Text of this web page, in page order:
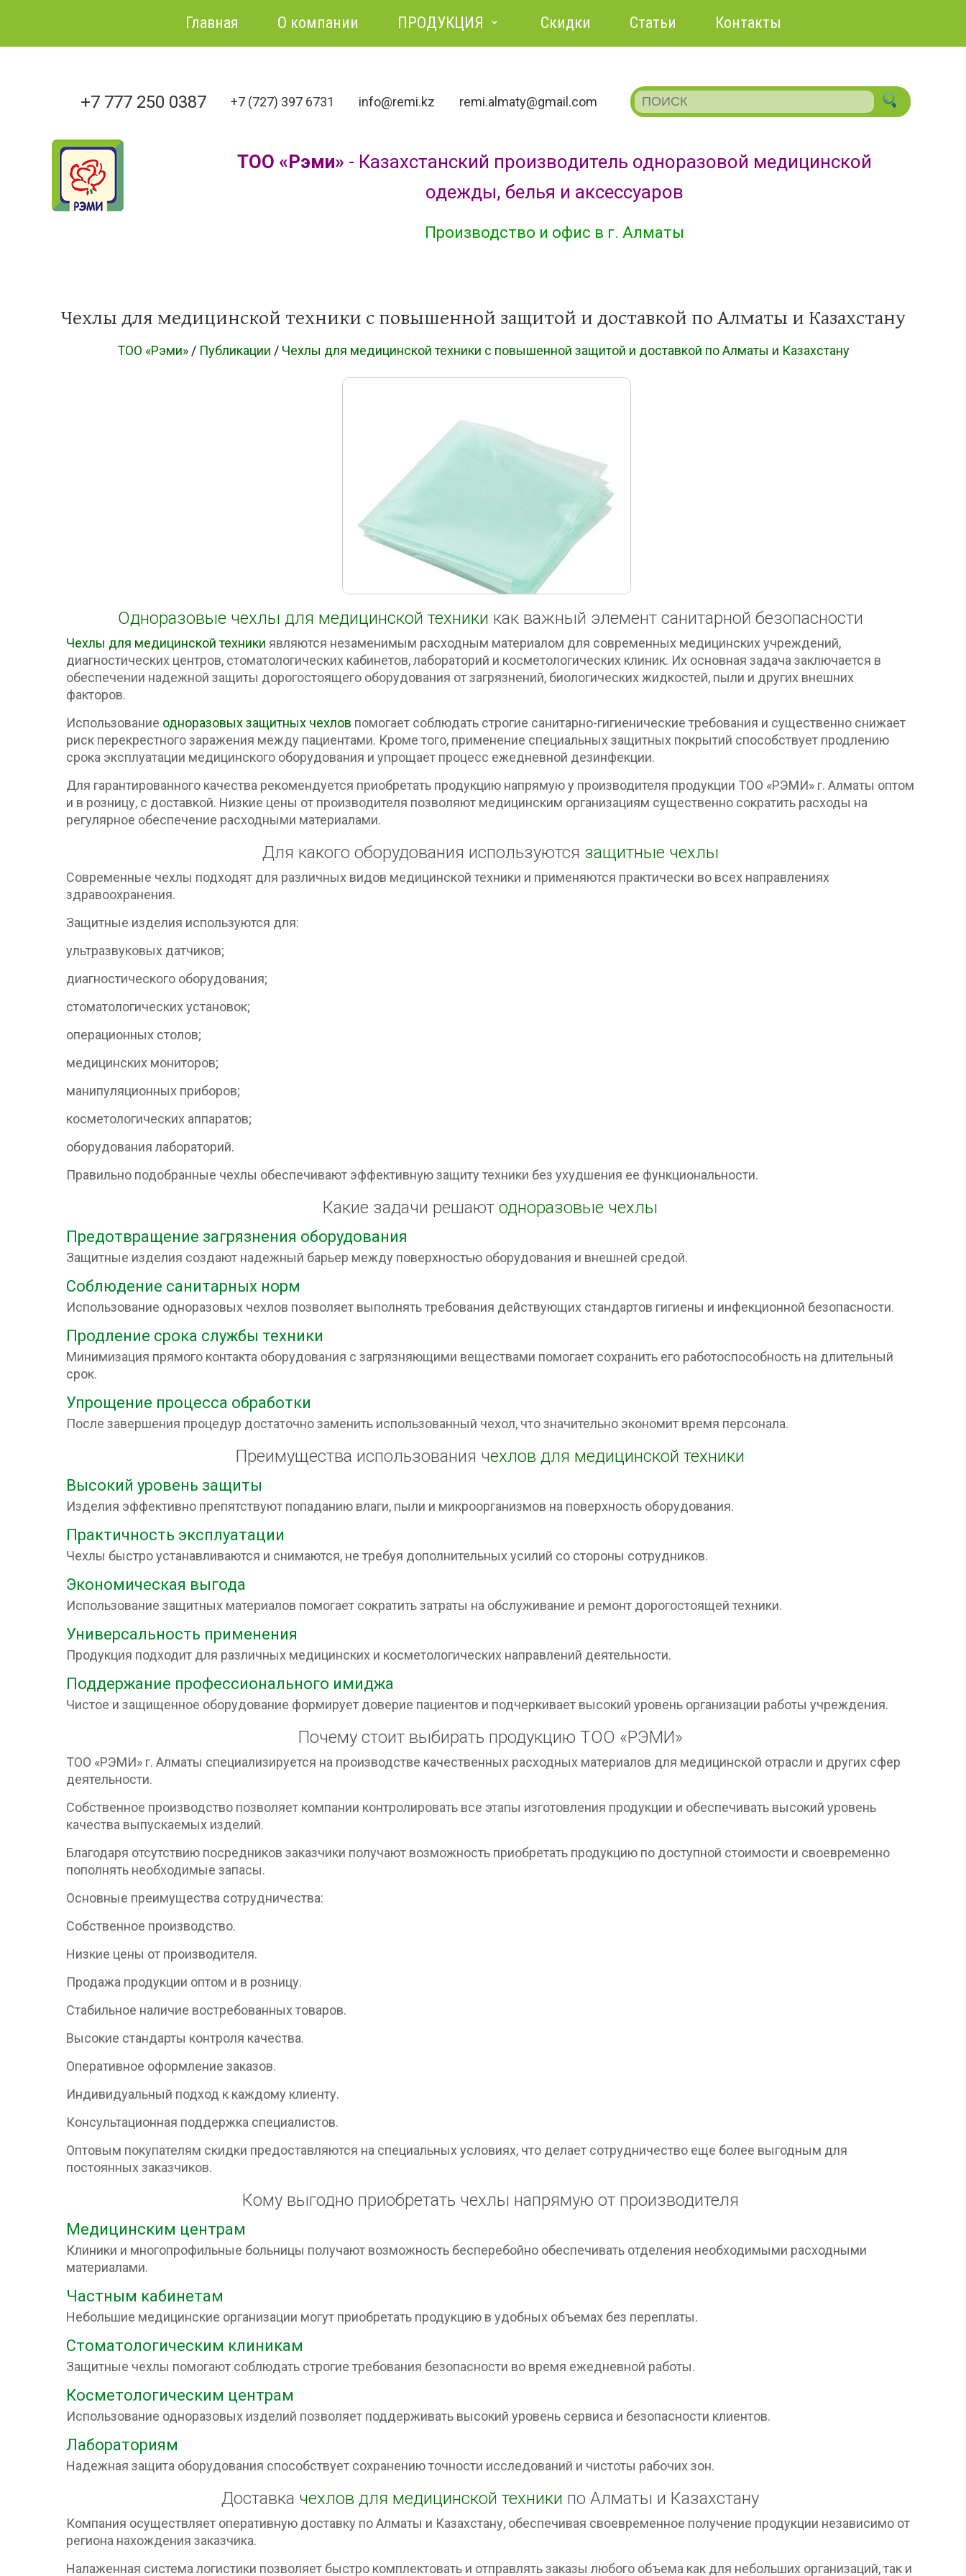
Главная О компании ПРОДУКЦИЯ Скидки Статьи Контакты
+7 777 250 0387 +7 (727) 397 6731 info@remi.kz remi.almaty@gmail.com
ТОО «Рэми» - Казахстанский производитель одноразовой медицинской
одежды, белья и аксессуаров
Производство и офис в г. Алматы
Чехлы для медицинской техники с повышенной защитой и доставкой по Алматы и Казахстану
ТОО «Рэми» / Публикации / Чехлы для медицинской техники с повышенной защитой и доставкой по Алматы и Казахстану
Одноразовые чехлы для медицинской техники как важный элемент санитарной безопасности
Чехлы для медицинской техники являются незаменимым расходным материалом для современных медицинских учреждений,
диагностических центров, стоматологических кабинетов, лабораторий и косметологических клиник. Их основная задача заключается в
обеспечении надежной защиты дорогостоящего оборудования от загрязнений, биологических жидкостей, пыли и других внешних
факторов.
Использование одноразовых защитных чехлов помогает соблюдать строгие санитарно-гигиенические требования и существенно снижает
риск перекрестного заражения между пациентами. Кроме того, применение специальных защитных покрытий способствует продлению
срока эксплуатации медицинского оборудования и упрощает процесс ежедневной дезинфекции.
Для гарантированного качества рекомендуется приобретать продукцию напрямую у производителя продукции ТОО «РЭМИ» г. Алматы оптом
и в розницу, с доставкой. Низкие цены от производителя позволяют медицинским организациям существенно сократить расходы на
регулярное обеспечение расходными материалами.
Для какого оборудования используются защитные чехлы
Современные чехлы подходят для различных видов медицинской техники и применяются практически во всех направлениях
здравоохранения.
Защитные изделия используются для:
ультразвуковых датчиков;
диагностического оборудования;
стоматологических установок;
операционных столов;
медицинских мониторов;
манипуляционных приборов;
косметологических аппаратов;
оборудования лабораторий.
Правильно подобранные чехлы обеспечивают эффективную защиту техники без ухудшения ее функциональности.
Какие задачи решают одноразовые чехлы
Предотвращение загрязнения оборудования
Защитные изделия создают надежный барьер между поверхностью оборудования и внешней средой.
Соблюдение санитарных норм
Использование одноразовых чехлов позволяет выполнять требования действующих стандартов гигиены и инфекционной безопасности.
Продление срока службы техники
Минимизация прямого контакта оборудования с загрязняющими веществами помогает сохранить его работоспособность на длительный
срок.
Упрощение процесса обработки
После завершения процедур достаточно заменить использованный чехол, что значительно экономит время персонала.
Преимущества использования чехлов для медицинской техники
Высокий уровень защиты
Изделия эффективно препятствуют попаданию влаги, пыли и микроорганизмов на поверхность оборудования.
Практичность эксплуатации
Чехлы быстро устанавливаются и снимаются, не требуя дополнительных усилий со стороны сотрудников.
Экономическая выгода
Использование защитных материалов помогает сократить затраты на обслуживание и ремонт дорогостоящей техники.
Универсальность применения
Продукция подходит для различных медицинских и косметологических направлений деятельности.
Поддержание профессионального имиджа
Чистое и защищенное оборудование формирует доверие пациентов и подчеркивает высокий уровень организации работы учреждения.
Почему стоит выбирать продукцию ТОО «РЭМИ»
ТОО «РЭМИ» г. Алматы специализируется на производстве качественных расходных материалов для медицинской отрасли и других сфер
деятельности.
Собственное производство позволяет компании контролировать все этапы изготовления продукции и обеспечивать высокий уровень
качества выпускаемых изделий.
Благодаря отсутствию посредников заказчики получают возможность приобретать продукцию по доступной стоимости и своевременно
пополнять необходимые запасы.
Основные преимущества сотрудничества:
Собственное производство.
Низкие цены от производителя.
Продажа продукции оптом и в розницу.
Стабильное наличие востребованных товаров.
Высокие стандарты контроля качества.
Оперативное оформление заказов.
Индивидуальный подход к каждому клиенту.
Консультационная поддержка специалистов.
Оптовым покупателям скидки предоставляются на специальных условиях, что делает сотрудничество еще более выгодным для
постоянных заказчиков.
Кому выгодно приобретать чехлы напрямую от производителя
Медицинским центрам
Клиники и многопрофильные больницы получают возможность бесперебойно обеспечивать отделения необходимыми расходными
материалами.
Частным кабинетам
Небольшие медицинские организации могут приобретать продукцию в удобных объемах без переплаты.
Стоматологическим клиникам
Защитные чехлы помогают соблюдать строгие требования безопасности во время ежедневной работы.
Косметологическим центрам
Использование одноразовых изделий позволяет поддерживать высокий уровень сервиса и безопасности клиентов.
Лабораториям
Надежная защита оборудования способствует сохранению точности исследований и чистоты рабочих зон.
Доставка чехлов для медицинской техники по Алматы и Казахстану
Компания осуществляет оперативную доставку по Алматы и Казахстану, обеспечивая своевременное получение продукции независимо от
региона нахождения заказчика.
Налаженная система логистики позволяет быстро комплектовать и отправлять заказы любого объема как для небольших организаций, так и